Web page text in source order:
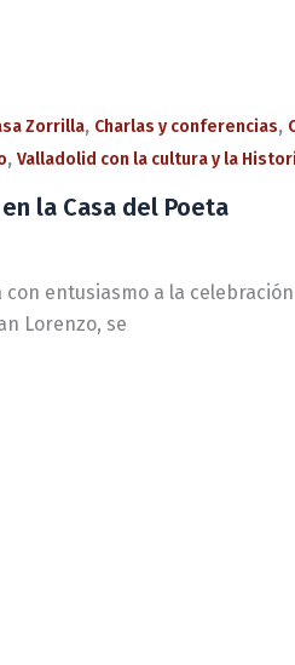
Zorrilla, Charlas y conferencias,
, Valladolid con la cultura y la
la Casa del Poeta
con entusiasmo a la
Lorenzo, se